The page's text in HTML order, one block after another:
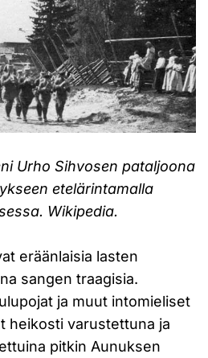
Urho Sihvosen pataljoona
etelärintamalla
Wikipedia.
eräänlaisia lasten
sangen traagisia.
ja muut intomieliset
heikosti varustettuna ja
pitkin Aunuksen